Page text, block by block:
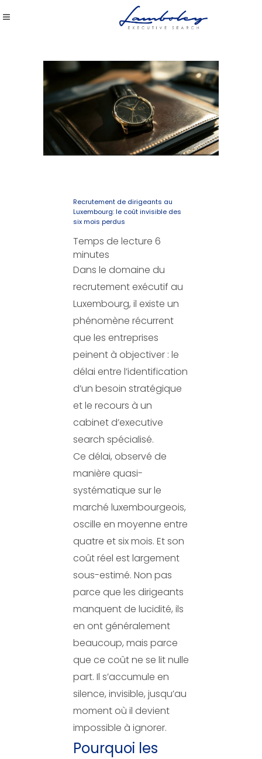
Recrutement de dirigeants au
Luxembourg: le coût invisible des
six mois perdus
Temps de lecture 6
minutes
Dans le domaine du
recrutement exécutif au
Luxembourg, il existe un
phénomène récurrent
que les entreprises
peinent à objectiver : le
délai entre l’identification
d’un besoin stratégique
et le recours à un
cabinet d’executive
search spécialisé.
Ce délai, observé de
manière quasi-
systématique sur le
marché luxembourgeois,
oscille en moyenne entre
quatre et six mois. Et son
coût réel est largement
sous-estimé. Non pas
parce que les dirigeants
manquent de lucidité, ils
en ont généralement
beaucoup, mais parce
que ce coût ne se lit nulle
part. Il s’accumule en
silence, invisible, jusqu’au
moment où il devient
impossible à ignorer.
Pourquoi les